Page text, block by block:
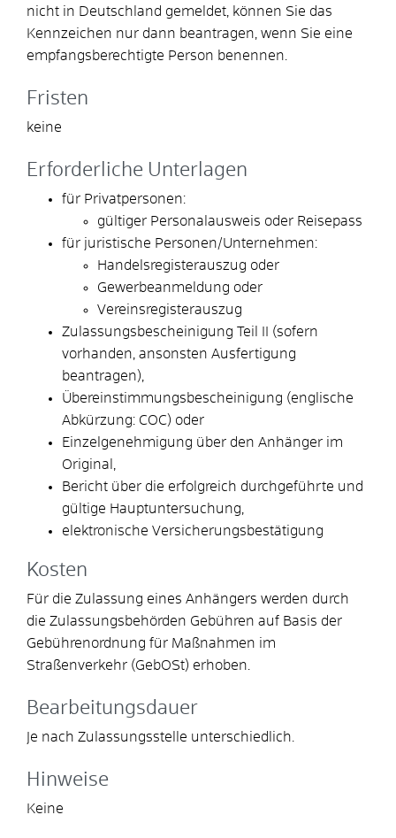
nicht in Deutschland gemeldet, können Sie das
Kennzeichen nur dann beantragen, wenn Sie eine
empfangsberechtigte Person benennen.
Fristen
keine
Erforderliche Unterlagen
für Privatpersonen:
gültiger Personalausweis oder Reisepass
für juristische Personen/Unternehmen:
Handelsregisterauszug oder
Gewerbeanmeldung oder
Vereinsregisterauszug
Zulassungsbescheinigung Teil II (sofern
vorhanden, ansonsten Ausfertigung
beantragen),
Übereinstimmungsbescheinigung (englische
Abkürzung: COC) oder
Einzelgenehmigung über den Anhänger im
Original,
Bericht über die erfolgreich durchgeführte und
gültige Hauptuntersuchung,
elektronische Versicherungsbestätigung
Kosten
Für die Zulassung eines Anhängers werden durch
die Zulassungsbehörden Gebühren auf Basis der
Gebührenordnung für Maßnahmen im
Straßenverkehr (GebOSt) erhoben.
Bearbeitungsdauer
Je nach Zulassungsstelle unterschiedlich.
Hinweise
Keine